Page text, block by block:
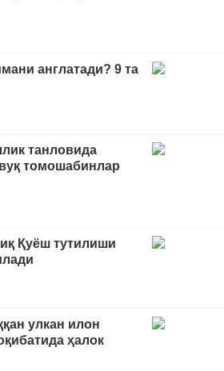
англатади? 9 та
танловида
томошабинлар
Қуёш тутилиши
улкан илон
ҳалок